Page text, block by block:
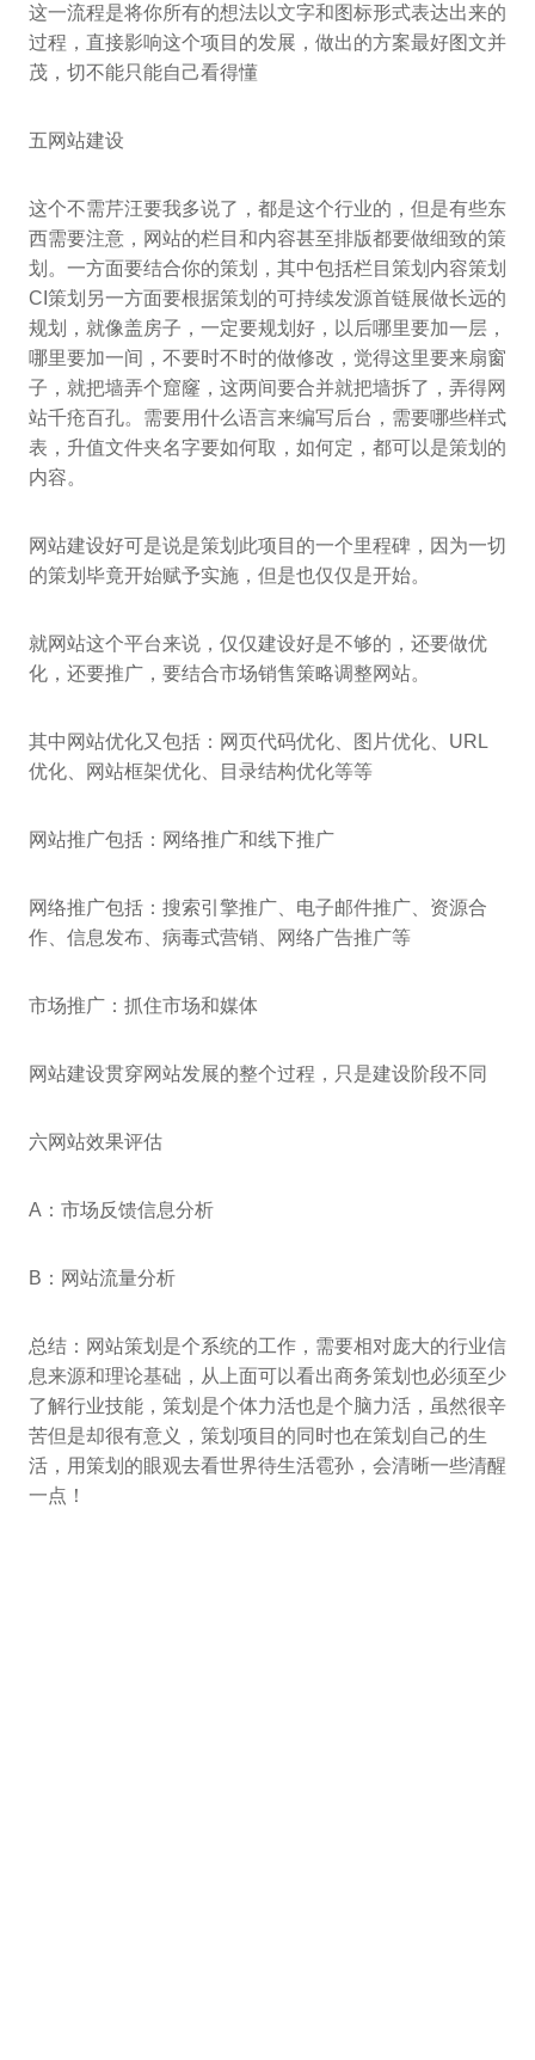
这一流程是将你所有的想法以文字和图标形式表达出来的
过程，直接影响这个项目的发展，做出的方案最好图文并
茂，切不能只能自己看得懂
五网站建设
这个不需芹汪要我多说了，都是这个行业的，但是有些东
西需要注意，网站的栏目和内容甚至排版都要做细致的策
划。一方面要结合你的策划，其中包括栏目策划内容策划
CI策划另一方面要根据策划的可持续发源首链展做长远的
规划，就像盖房子，一定要规划好，以后哪里要加一层，
哪里要加一间，不要时不时的做修改，觉得这里要来扇窗
子，就把墙弄个窟窿，这两间要合并就把墙拆了，弄得网
站千疮百孔。需要用什么语言来编写后台，需要哪些样式
表，升值文件夹名字要如何取，如何定，都可以是策划的
内容。
网站建设好可是说是策划此项目的一个里程碑，因为一切
的策划毕竟开始赋予实施，但是也仅仅是开始。
就网站这个平台来说，仅仅建设好是不够的，还要做优
化，还要推广，要结合市场销售策略调整网站。
其中网站优化又包括：网页代码优化、图片优化、URL
优化、网站框架优化、目录结构优化等等
网站推广包括：网络推广和线下推广
网络推广包括：搜索引擎推广、电子邮件推广、资源合
作、信息发布、病毒式营销、网络广告推广等
市场推广：抓住市场和媒体
网站建设贯穿网站发展的整个过程，只是建设阶段不同
六网站效果评估
A：市场反馈信息分析
B：网站流量分析
总结：网站策划是个系统的工作，需要相对庞大的行业信
息来源和理论基础，从上面可以看出商务策划也必须至少
了解行业技能，策划是个体力活也是个脑力活，虽然很辛
苦但是却很有意义，策划项目的同时也在策划自己的生
活，用策划的眼观去看世界待生活雹孙，会清晰一些清醒
一点！